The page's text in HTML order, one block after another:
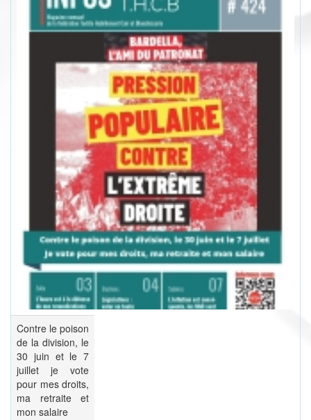
Contre le poison
de la division, le
30 juin et le 7
juillet je vote
pour mes droits,
ma retraite et
mon salaire